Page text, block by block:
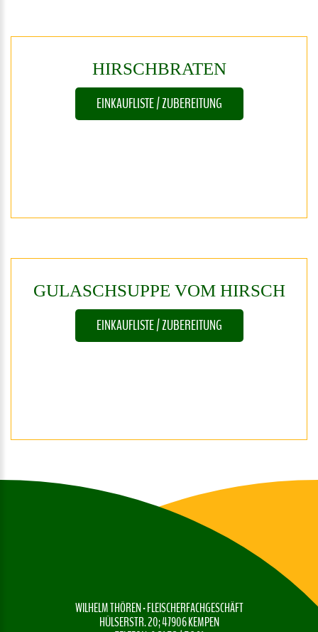
HIRSCHBRATEN
EINKAUFLISTE / ZUBEREITUNG
GULASCHSUPPE VOM HIRSCH
EINKAUFLISTE / ZUBEREITUNG
WILHELM THÖREN - FLEISCHERFACHGESCHÄFT
HÜLSERSTR. 20; 47906 KEMPEN